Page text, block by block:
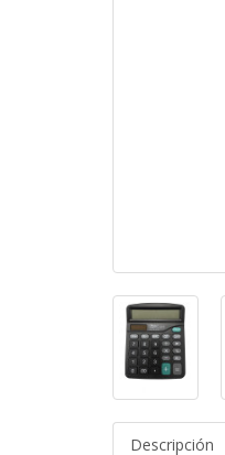
Descripción